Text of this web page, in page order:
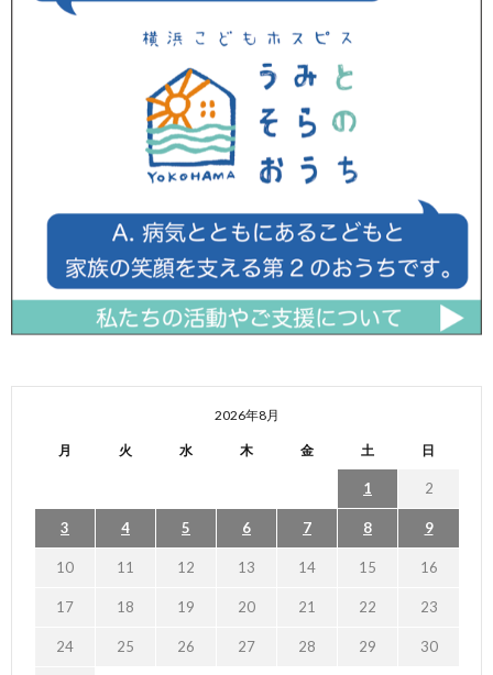
2026年8月
月 火 水 木 金 土 日
1 2
3 4 5 6 7 8 9
10 11 12 13 14 15 16
17 18 19 20 21 22 23
24 25 26 27 28 29 30